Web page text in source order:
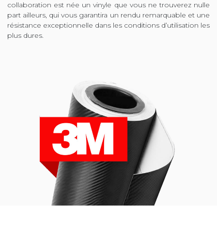
collaboration est née un vinyle que vous ne trouverez nulle
part ailleurs, qui vous garantira un rendu remarquable et une
résistance exceptionnelle dans les conditions d’utilisation les
plus dures.